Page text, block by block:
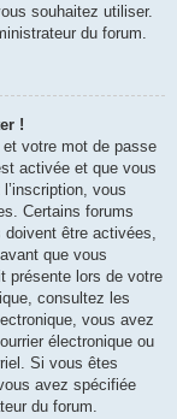
souhaitez utiliser.
du forum.
!
et votre mot de passe
activée et que vous
vous
Certains forums
être activées,
que vous
présente lors de votre
consultez les
vous avez
électronique ou
Si vous êtes
avez spécifiée
du forum.